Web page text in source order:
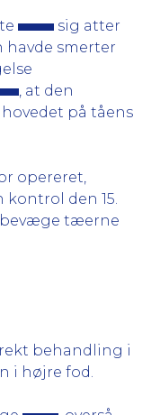
sig atter
havde smerter
, at den
på tåens
opereret,
den 15.
bevæge tæerne
behandling i
i højre fod.